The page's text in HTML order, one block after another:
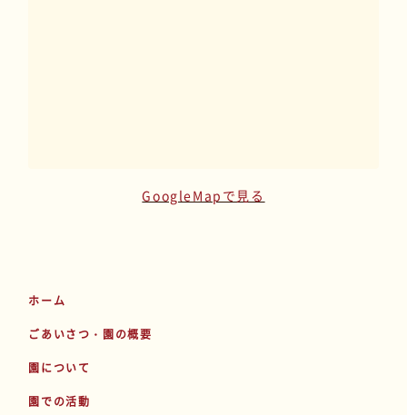
GoogleMapで見る
ホーム
ごあいさつ・園の概要
園について
園での活動